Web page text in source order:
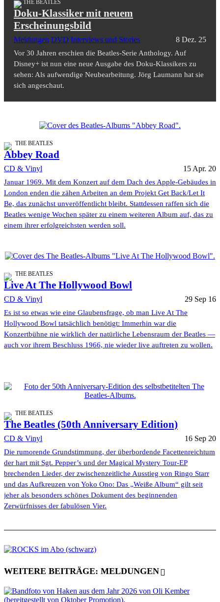
THE BEATLES
Doku-Klassiker mit neuem
Erscheinungsbild
Meldungen DVD Interviews und Stories 8 Dez. 25
Vor 30 Jahren erschien die Beatles-Serie Anthology. Auf
Disney+ ist nun eine neue Ausgabe des Doku-Klassikers zu
sehen: Als aufwendige Neubearbeitung. Jörg Laumann hat sie
sich angeschaut.
THE BEATLES
Abbey Road
CD & Vinyl 15 Apr. 20
Januar 1969. Mit dem Konzert auf dem Dach des Apple-Gebäudes in
London enden die zähen Arbeiten an dem Projekt Get Back/Let It
Be, das zunächst unveröffentlicht bleibt. Stattdessen raffen sich die
Beatles wenige Wochen später zu einem weiteren Album auf, das zu
einem ihrer erfolgreichsten werden soll.
THE BEATLES
Live At The Hollywood Bowl
CD & Vinyl 29 Sep 16
Es ist so etwas wie eine Glaubensfrage, ob man Live At The
Hollywood Bowl tatsächlich benötigt: Immerhin war die
Konzertbühne nie wirklich der natürliche Lebensraum der Beatles —
auch vor ihrem Beschluss 1966, nie wieder live auftreten zu wollen.
THE BEATLES
The Beatles (50th Anniversary Edition)
CD & Vinyl 16 Sep 20
Die rumorende Grundstimmung, der überbordende Facettenreichtum
der hart mit Sgt. Pepper’s und der Magical Mystery Tour-EP
brechenden Lieder, der zwischenzeitliche Ausstieg von Ringo Starr
und das Aufkreuzen von Yoko Ono: Das „Weiße Album“ gilt seit
jeher als besonders schönes Dokument des beginnenden
Zerwürfnisses der fabulösen Vier.
WEITERE BEITRÄGE: MELDUNGEN